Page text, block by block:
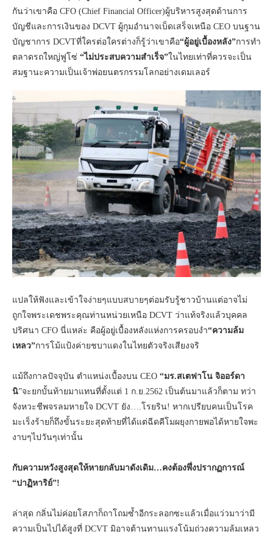
กันว่าเขาคือ CFO (Chief Financial Officer)ผู้บริหารสูงสุดด้านการ
บัญชีและการเงินของ DCVT ผู้กุมอำนาจเบ็ดเสร็จเหนือ CEO บนฐาน
บัญชาการ DCVTที่ใครต่อใครต่างก็รู้ว่าเขาคือ“ผู้อยู่เบื้องหลัง”การทำ
ตลาดรถใหญ่ฟูโซ่ “ไม่ประสบความสำเร็จ”ในไทยเท่าที่ควรจะเป็น
สมฐานะความเป็นเจ้าพ่อยนตรกรรมโลกอย่างเดมเลอร์
แปลให้ฟังและเข้าใจง่ายๆแบบสบายๆต่อมรับรู้ชาวบ้านแต่อาจไม่
ถูกใจพระเดชพระคุณท่านหน่วยเหนือ DCVT ว่าแท้จริงแล้วบุคคล
ปริศนา CFO นี่แหล่ะ คือผู้อยู่เบื้องหลังแห่งการครอบงำ“ความล้ม
เหลว”การโม้แป้งค่ายชบาแดงในไทยตัวจริงเสียงจริ
แม้ถึงกาลปัจจุบัน ตำแหน่งเบื้องบน CEO “มร.สเตฟาโน จิออร์ดา
นิ”จะยกบั้นท้ายมาแทนที่ตั้งแต่ 1 ก.ย.2562 เป็นต้นมาแล้วก็ตาม ทว่า
จังหวะชีพจรลมหายใจ DCVT ยัง….โรยริน! หากเปรียบคนเป็นโรค
มะเร็งร้ายก็ถึงขั้นระยะสุดท้ายที่ได้แต่ฉีดคีโมผยุงกายพอได้หายใจพะ
งาบๆไปวันๆเท่านั้น
กับความหวังสูงสุดให้หายกลับมาดังเดิม…คงต้องพึ่งปรากฏการณ์
“ปาฏิหาริย์”!
ล่าสุด กลิ่นไม่ค่อยโสภาก็ถาโถมซ้ำอีกระลอกซะแล้วเมื่อแว่วมาว่ามี
ความเป็นไปได้สูงที่ DCVT มิอาจต้านทานแรงโน้มถ่วงความล้มเหลว